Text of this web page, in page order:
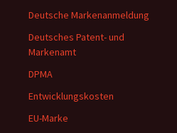
Deutsche Markenanmeldung
Deutsches Patent- und
Markenamt
DPMA
Entwicklungskosten
EU-Marke